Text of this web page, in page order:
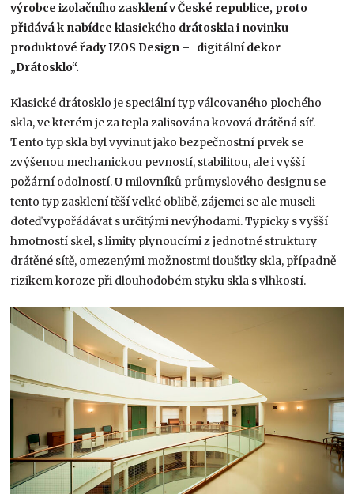
výrobce izolačního zasklení v České republice, proto
přidává k nabídce klasického drátoskla i novinku
produktové řady IZOS Design – digitální dekor
„Drátosklo“.
Klasické drátosklo je speciální typ válcovaného plochého
skla, ve kterém je za tepla zalisována kovová drátěná síť.
Tento typ skla byl vyvinut jako bezpečnostní prvek se
zvýšenou mechanickou pevností, stabilitou, ale i vyšší
požární odolností. U milovníků průmyslového designu se
tento typ zasklení těší velké oblibě, zájemci se ale museli
doteď vypořádávat s určitými nevýhodami. Typicky s vyšší
hmotností skel, s limity plynoucími z jednotné struktury
drátěné sítě, omezenými možnostmi tloušťky skla, případně
rizikem koroze při dlouhodobém styku skla s vlhkostí.